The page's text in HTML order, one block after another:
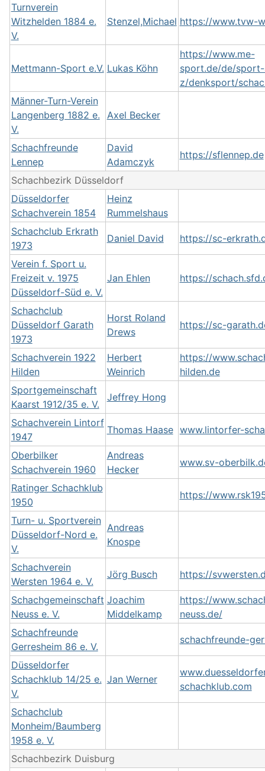
Turnverein
Witzhelden 1884 e.
V.
Stenzel,Michael https://www.tvw-
Mettmann-Sport e.V. Lukas Köhn
https://www.me-
sport.de/de/
z/denksport/
Männer-Turn-Verein
Langenberg 1882 e.
V.
Axel Becker
Schachfreunde
Lennep
David
Adamczyk
https://sflennep.de
Schachbezirk Düsseldorf
Düsseldorfer
Schachverein 1854
Heinz
Rummelshaus
Schachclub Erkrath
1973
Daniel David https://sc-
Verein f. Sport u.
Freizeit v. 1975
Düsseldorf-Süd e. V.
Jan Ehlen https://
Schachclub
Düsseldorf Garath
1973
Horst Roland
Drews
https://sc-
Schachverein 1922
Hilden
Herbert
Weinrich
https://
hilden.de
Sportgemeinschaft
Kaarst 1912/35 e. V.
Jeffrey Hong
Schachverein Lintorf
1947
Thomas Haase www.lintorfer-
Oberbilker
Schachverein 1960
Andreas
Hecker
www.sv-
Ratinger Schachklub
1950
https://
Turn- u. Sportverein
Düsseldorf-Nord e.
V.
Andreas
Knospe
Schachverein
Wersten 1964 e. V.
Jörg Busch https://
Schachgemeinschaft
Neuss e. V.
Joachim
Middelkamp
https://
neuss.de/
Schachfreunde
Gerresheim 86 e. V.
schachfreunde-
Düsseldorfer
Schachklub 14/25 e.
V.
Jan Werner
schachklub.com
Schachclub
Monheim/Baumberg
1958 e. V.
Schachbezirk Duisburg